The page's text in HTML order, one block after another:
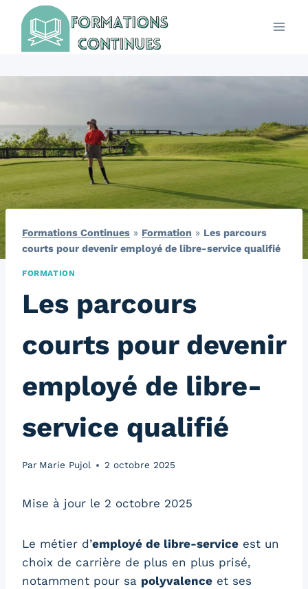
contenu
Formations Continues » Formation » Les parcours
courts pour devenir employé de libre-service qualifié
FORMATION
Les parcours
courts pour devenir
employé de libre-
service qualifié
Par Marie Pujol 2 octobre 2025
Mise à jour le 2 octobre 2025
Le métier d’employé de libre-service est un
choix de carrière de plus en plus prisé,
notamment pour sa polyvalence et ses